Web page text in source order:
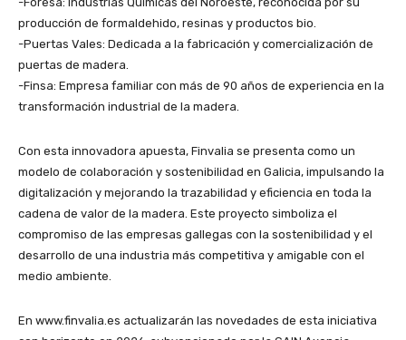
producción de formaldehido, resinas y productos bio.
-Puertas Vales: Dedicada a la fabricación y comercialización de
puertas de madera.
-Finsa: Empresa familiar con más de 90 años de experiencia en la
transformación industrial de la madera.
Con esta innovadora apuesta, Finvalia se presenta como un
modelo de colaboración y sostenibilidad en Galicia, impulsando la
digitalización y mejorando la trazabilidad y eficiencia en toda la
cadena de valor de la madera. Este proyecto simboliza el
compromiso de las empresas gallegas con la sostenibilidad y el
desarrollo de una industria más competitiva y amigable con el
medio ambiente.
En www.finvalia.es actualizarán las novedades de esta iniciativa